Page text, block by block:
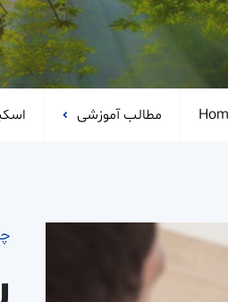
مطالب آموزشی